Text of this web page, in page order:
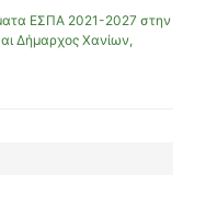
ΕΣΠΑ 2021-2027 στην
Δήμαρχος Χανίων,